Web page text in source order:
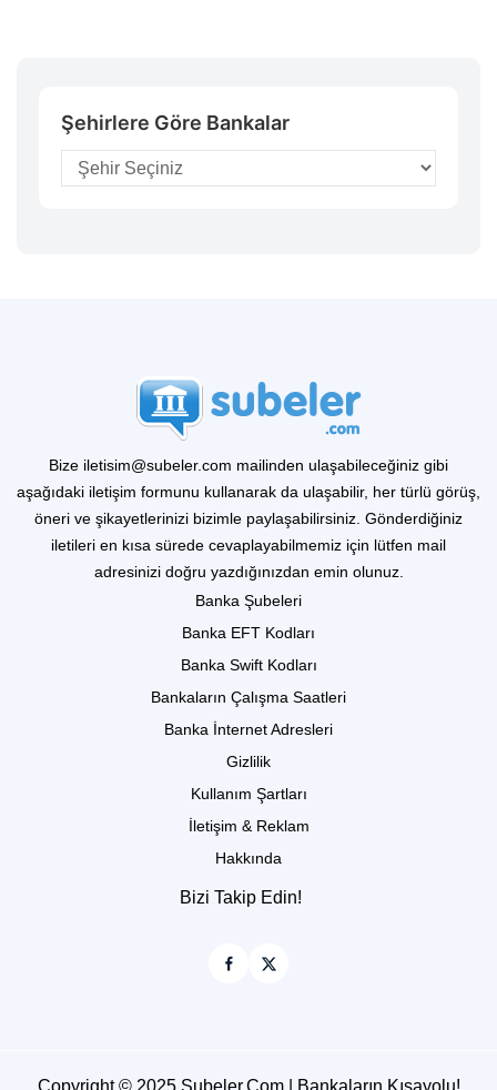
Şehirlere Göre Bankalar
Bize iletisim@subeler.com mailinden ulaşabileceğiniz gibi
aşağıdaki iletişim formunu kullanarak da ulaşabilir, her türlü görüş,
öneri ve şikayetlerinizi bizimle paylaşabilirsiniz. Gönderdiğiniz
iletileri en kısa sürede cevaplayabilmemiz için lütfen mail
adresinizi doğru yazdığınızdan emin olunuz.
Banka Şubeleri
Banka EFT Kodları
Banka Swift Kodları
Bankaların Çalışma Saatleri
Banka İnternet Adresleri
Gizlilik
Kullanım Şartları
İletişim & Reklam
Hakkında
Bizi Takip Edin!
Copyright © 2025 Subeler.Com | Bankaların Kısayolu!